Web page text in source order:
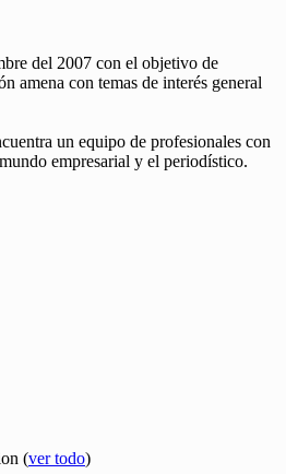
del 2007 con el objetivo de
amena con temas de interés general
un equipo de profesionales con
empresarial y el periodístico.
(ver todo)